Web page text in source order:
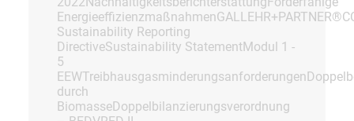
EnergieeffizienzmaßnahmenGALLEHR+PARTNER®
Sustainability Reporting
DirectiveSustainability StatementModul 1 -
5
EEWTreibhausgasminderungsanforderungen
durch
BiomasseDoppelbilanzierungsverordnung